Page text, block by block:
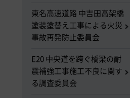
東名高速道路 中吉田高架橋
塗装塗替え工事による火災
事故再発防止委員会
E20 中央道を跨ぐ橋梁の耐
震補強工事施工不良に関す
る調査委員会